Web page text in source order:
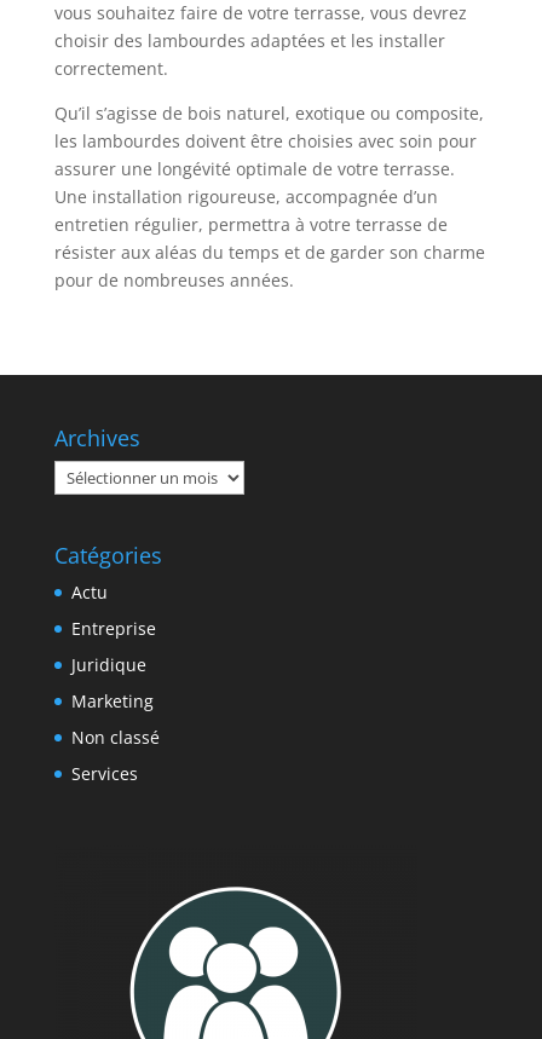
vous souhaitez faire de votre terrasse, vous devrez
choisir des lambourdes adaptées et les installer
correctement.
Qu’il s’agisse de bois naturel, exotique ou composite,
les lambourdes doivent être choisies avec soin pour
assurer une longévité optimale de votre terrasse.
Une installation rigoureuse, accompagnée d’un
entretien régulier, permettra à votre terrasse de
résister aux aléas du temps et de garder son charme
pour de nombreuses années.
Archives
Archives
Catégories
Actu
Entreprise
Juridique
Marketing
Non classé
Services